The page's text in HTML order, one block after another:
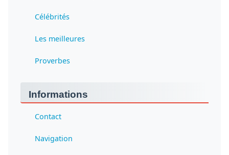
Célébrités
Les meilleures
Proverbes
Informations
Contact
Navigation